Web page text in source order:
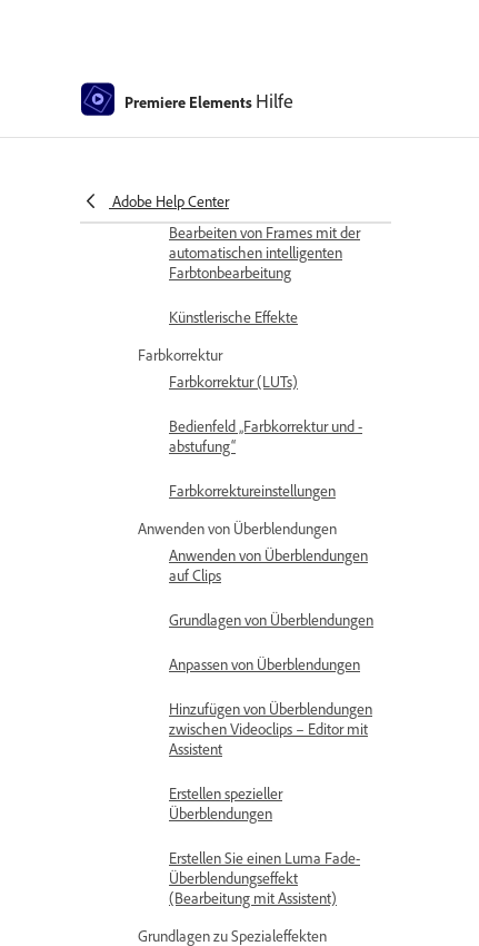
Premiere Elements Hilfe
Adobe Help Center
Frames – Editor mit Assistent
Bearbeiten von Frames mit der
automatischen intelligenten
Farbtonbearbeitung
Künstlerische Effekte
Farbkorrektur
Farbkorrektur (LUTs)
Bedienfeld „Farbkorrektur und -
abstufung“
Farbkorrektureinstellungen
Anwenden von Überblendungen
Anwenden von Überblendungen
auf Clips
Grundlagen von Überblendungen
Anpassen von Überblendungen
Hinzufügen von Überblendungen
zwischen Videoclips – Editor mit
Assistent
Erstellen spezieller
Überblendungen
Erstellen Sie einen Luma Fade-
Überblendungseffekt
(Bearbeitung mit Assistent)
Grundlagen zu Spezialeffekten